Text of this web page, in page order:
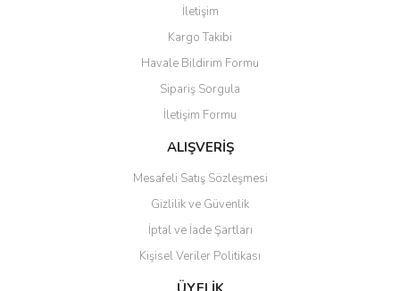
Yorum Yaz
Ürün resmi kalitesiz, bozuk veya görüntülenemiyor.
Ürün açıklamasında eksik bilgiler bulunuyor.
Ürün bilgilerinde hatalar bulunuyor.
Ürün fiyatı diğer sitelerden daha pahalı.
Bu ürüne benzer farklı alternatifler olmalı.
Gönder
İletişim
Kargo Takibi
Havale Bildirim Formu
Sipariş Sorgula
İletişim Formu
ALIŞVERİŞ
Mesafeli Satış Sözleşmesi
Gizlilik ve Güvenlik
İptal ve İade Şartları
Kişisel Veriler Politikası